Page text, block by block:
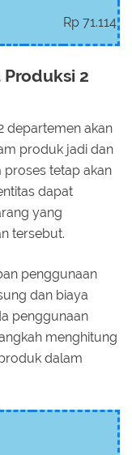
Rp 71.114
2
departemen akan
produk jadi dan
tetap akan
dapat
yang
tersebut.
penggunaan
dan biaya
penggunaan
menghitung
dalam